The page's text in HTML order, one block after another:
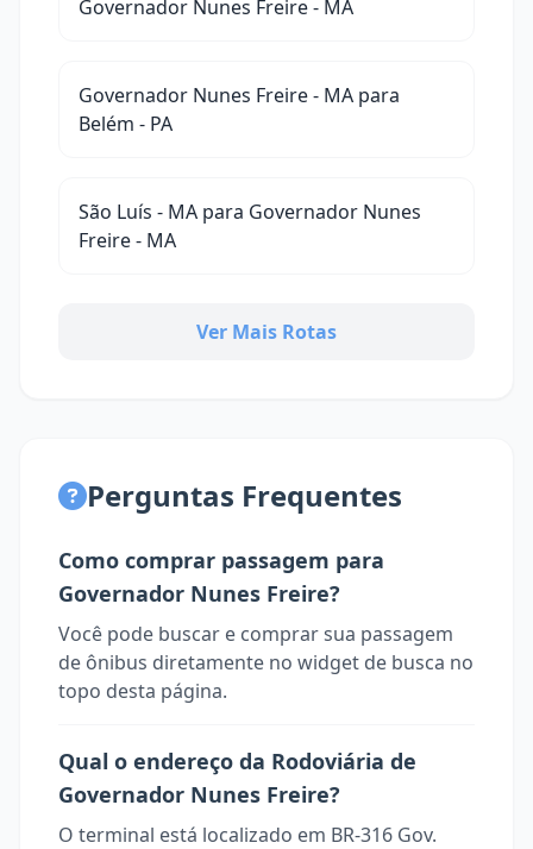
Governador Nunes Freire - MA
Governador Nunes Freire - MA para
Belém - PA
São Luís - MA para Governador Nunes
Freire - MA
Ver Mais Rotas
Perguntas Frequentes
Como comprar passagem para
Governador Nunes Freire?
Você pode buscar e comprar sua passagem
de ônibus diretamente no widget de busca no
topo desta página.
Qual o endereço da Rodoviária de
Governador Nunes Freire?
O terminal está localizado em BR-316 Gov.